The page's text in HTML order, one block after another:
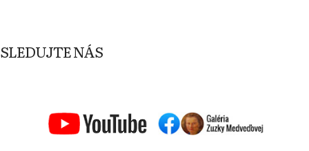
SLEDUJTE NÁS